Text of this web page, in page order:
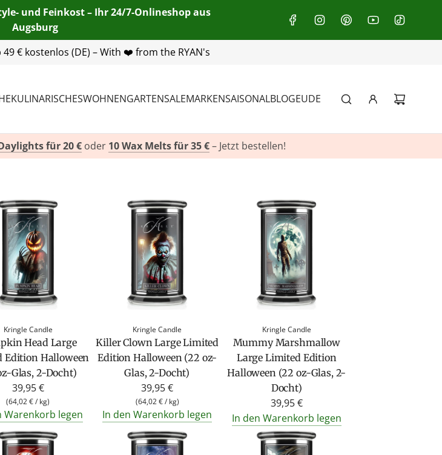
und Feinkost – Ihr 24/7-Onlineshop aus
Augsburg
heritage.de| WhatsApp:+49(0)151 116 719 10
KULINARISCHESWOHNENGARTENSALEMARKENSAISONALBLOGEUDE
für 20 € oder 10 Wax Melts für 35 €– Jetzt bestellen!
Kringle Candle
Head Large
Edition Halloween
Glas, 2-Docht)
39,95 €
(64,02 €/ kg)
Warenkorb legen
Kringle Candle
Killer Clown Large Limited
Edition Halloween (22 oz-
Glas, 2-Docht)
39,95 €
(64,02 €/ kg)
In den Warenkorb legen
Kringle Candle
Mummy Marshmallow
Large Limited Edition
Halloween (22 oz-Glas, 2-
Docht)
39,95 €
In den Warenkorb legen